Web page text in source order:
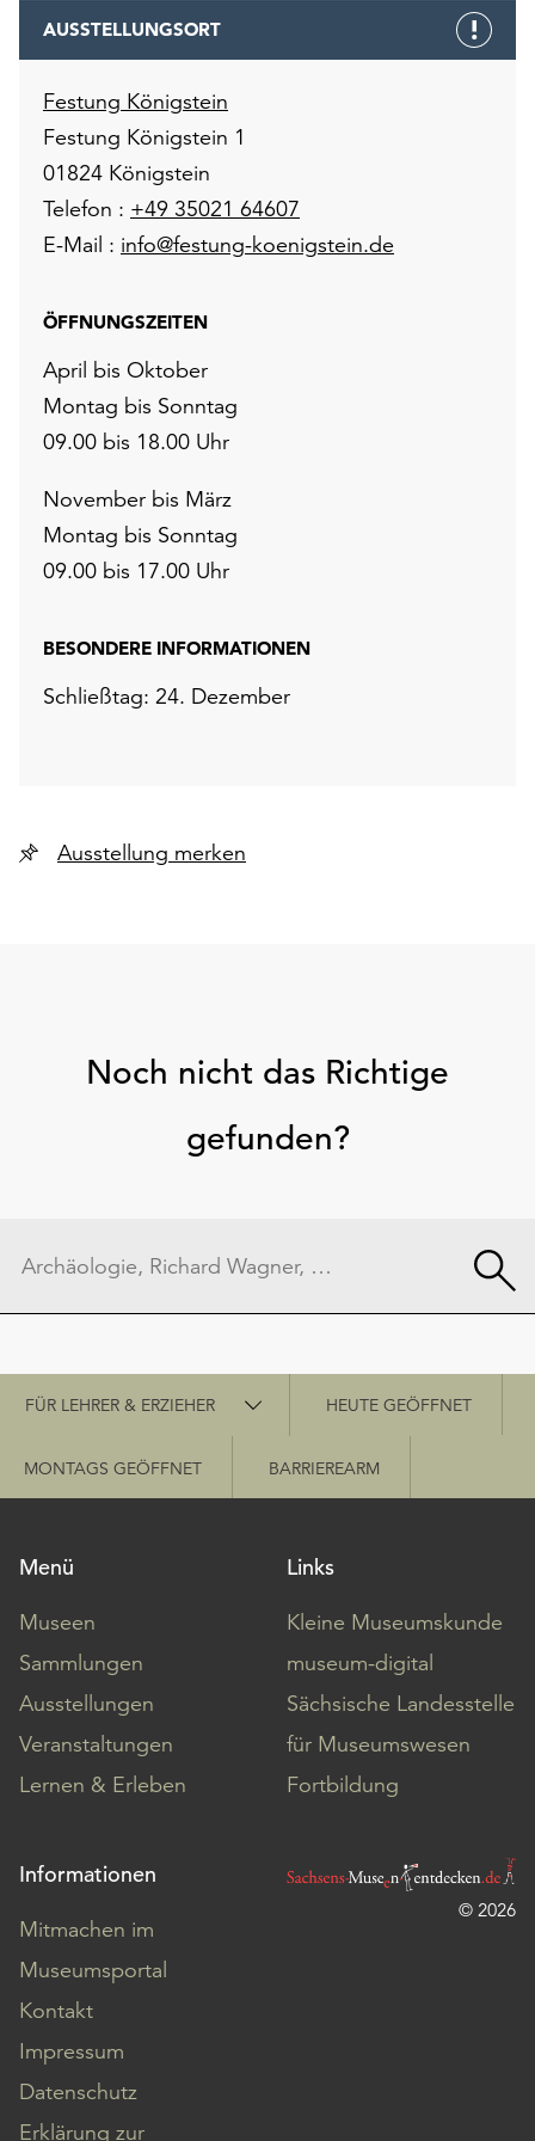
AUSSTELLUNGSORT
Festung Königstein
Festung Königstein 1
01824 Königstein
Telefon : +49 35021 64607
E-Mail : info@festung-koenigstein.de
ÖFFNUNGSZEITEN
April bis Oktober
Montag bis Sonntag
09.00 bis 18.00 Uhr
November bis März
Montag bis Sonntag
09.00 bis 17.00 Uhr
BESONDERE INFORMATIONEN
Schließtag: 24. Dezember
Ausstellung merken
Noch nicht das Richtige
gefunden?
Schnellzugriff
FÜR LEHRER & ERZIEHER HEUTE GEÖFFNET
MONTAGS GEÖFFNET BARRIEREARM
Menü
Museen
Sammlungen
Ausstellungen
Veranstaltungen
Lernen & Erleben
Links
Kleine Museumskunde
museum-digital
Sächsische Landesstelle
für Museumswesen
Fortbildung
Informationen
Mitmachen im
Museumsportal
Kontakt
Impressum
Datenschutz
Erklärung zur
© 2026